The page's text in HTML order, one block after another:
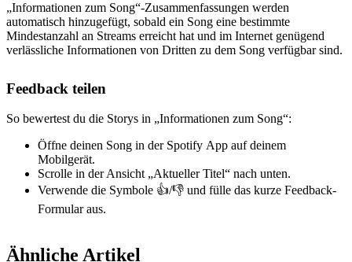
„Informationen zum Song“-Zusammenfassungen werden
automatisch hinzugefügt, sobald ein Song eine bestimmte
Mindestanzahl an Streams erreicht hat und im Internet genügend
verlässliche Informationen von Dritten zu dem Song verfügbar sind.
Feedback teilen
So bewertest du die Storys in „Informationen zum Song“:
Öffne deinen Song in der Spotify App auf deinem
Mobilgerät.
Scrolle in der Ansicht „Aktueller Titel“ nach unten.
Verwende die Symbole 👍/👎 und fülle das kurze Feedback-
Formular aus.
Ähnliche Artikel